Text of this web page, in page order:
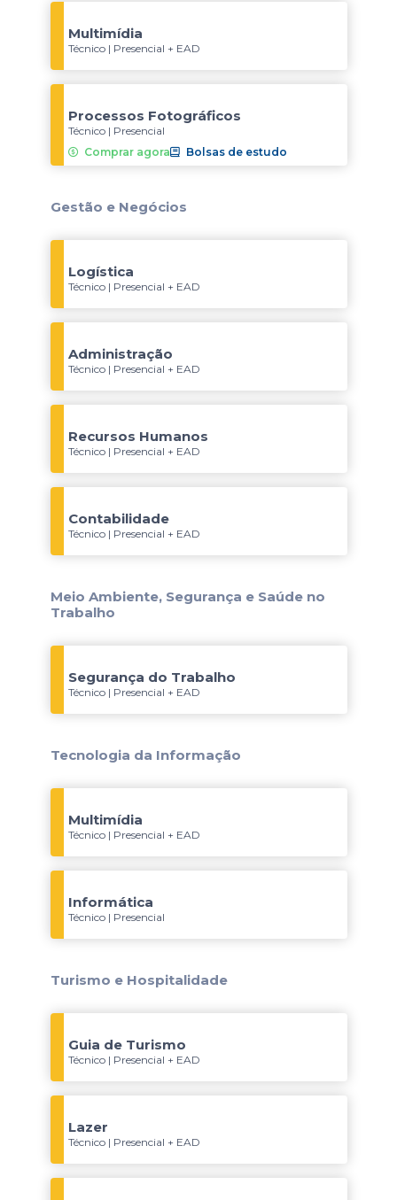
Multimídia
Técnico | Presencial + EAD
Processos Fotográficos
Técnico | Presencial
Comprar agora
Bolsas de estudo
Gestão e Negócios
Logística
Técnico | Presencial + EAD
Administração
Técnico | Presencial + EAD
Recursos Humanos
Técnico | Presencial + EAD
Contabilidade
Técnico | Presencial + EAD
Meio Ambiente, Segurança e Saúde no
Trabalho
Segurança do Trabalho
Técnico | Presencial + EAD
Tecnologia da Informação
Multimídia
Técnico | Presencial + EAD
Informática
Técnico | Presencial
Turismo e Hospitalidade
Guia de Turismo
Técnico | Presencial + EAD
Lazer
Técnico | Presencial + EAD